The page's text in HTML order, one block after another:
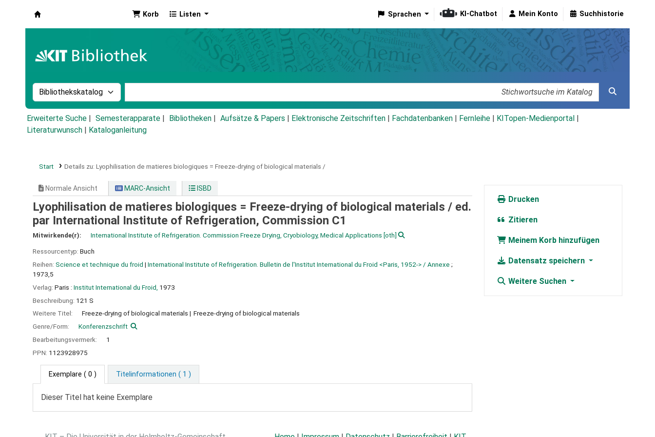
Korb Listen Sprachen KI-Chatbot Mein Konto Suchhistorie
Suche im Katalog nach:
Erweiterte Suche Semesterapparate Bibliotheken Aufsätze & Papers Elektronische Zeitschriften Fachdatenbanken Fernleihe KITopen-Medienportal
Literaturwunsch
Kataloganleitung
Start Details zu: Lyophilisation de matieres biologiques = Freeze-drying of biological materials /
Normale Ansicht MARC-Ansicht ISBD
Lyophilisation de matieres biologiques = Freeze-drying of biological materials / ed.
par International Institute of Refrigeration, Commission C1
Mitwirkende(r): International Institute of Refrigeration. Commission Freeze Drying, Cryobiology, Medical Applications [oth]
Ressourcentyp: Buch
Reihen: Science et technique du froid | International Institute of Refrigeration. Bulletin de l'Institut International du Froid <Paris, 1952-> / Annexe ;
1973,5
Verlag: Paris : Institut International du Froid, 1973
Beschreibung: 121 S
Weitere Titel:
Freeze-drying of biological materials
Freeze-drying of biological materials
Genre/Form:
Konferenzschrift
Bearbeitungsvermerk:
1
PPN: 1123928975
Exemplare ( 0 ) Titelinformationen ( 1 )
Dieser Titel hat keine Exemplare
Drucken
Zitieren
Meinem Korb hinzufügen
Datensatz speichern
Weitere Suchen